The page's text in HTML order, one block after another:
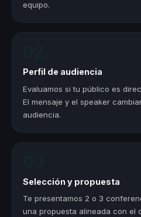
equipo.
Perfil de audiencia
Evaluamos si tu público es
El mensaje y el speaker
audiencia.
Selección y propuesta
Te presentamos 2 o 3
una propuesta alineada con el